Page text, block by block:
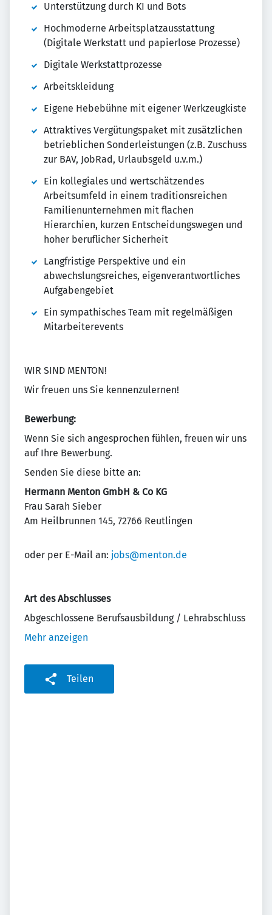
Unterstützung durch KI und Bots
Hochmoderne Arbeitsplatzausstattung
(Digitale Werkstatt und papierlose Prozesse)
Digitale Werkstattprozesse
Arbeitskleidung
Eigene Hebebühne mit eigener Werkzeugkiste
Attraktives Vergütungspaket mit zusätzlichen
betrieblichen Sonderleistungen (z.B. Zuschuss
zur BAV, JobRad, Urlaubsgeld u.v.m.)
Ein kollegiales und wertschätzendes
Arbeitsumfeld in einem traditionsreichen
Familienunternehmen mit flachen
Hierarchien, kurzen Entscheidungswegen und
hoher beruflicher Sicherheit
Langfristige Perspektive und ein
abwechslungsreiches, eigenverantwortliches
Aufgabengebiet
Ein sympathisches Team mit regelmäßigen
Mitarbeiterevents
WIR SIND MENTON!
Wir freuen uns Sie kennenzulernen!
Bewerbung:
Wenn Sie sich angesprochen fühlen, freuen wir uns
auf Ihre Bewerbung.
Senden Sie diese bitte an:
Hermann Menton GmbH & Co KG
Frau Sarah Sieber
Am Heilbrunnen 145, 72766 Reutlingen
oder per E-Mail an: jobs@menton.de
Art des Abschlusses
Abgeschlossene Berufsausbildung / Lehrabschluss
Mehr anzeigen
Teilen